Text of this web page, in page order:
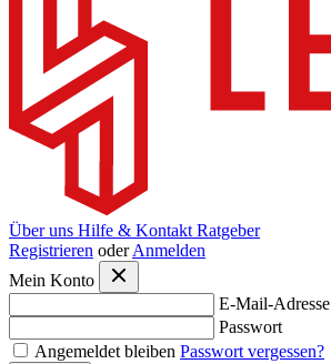
Über uns Hilfe & Kontakt Ratgeber
Registrieren oder Anmelden
Mein Konto
E-Mail-Adresse
Passwort
Angemeldet bleiben Passwort vergessen?